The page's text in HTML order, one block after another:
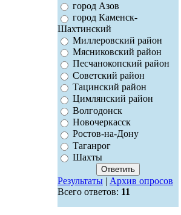
город Азов
город Каменск-
Шахтинский
Миллеровский район
Мясниковский район
Песчанокопский район
Советский район
Тацинский район
Цимлянский район
Волгодонск
Новочеркасск
Ростов-на-Дону
Таганрог
Шахты
Результаты| Архив опросов
Всего ответов: 11